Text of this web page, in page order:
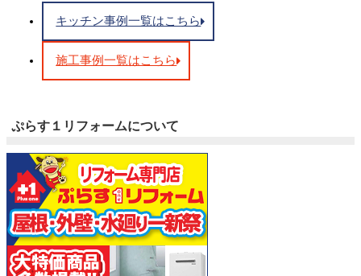
キッチン事例一覧はこちら
施工事例一覧はこちら
ぷらす１リフォームについて